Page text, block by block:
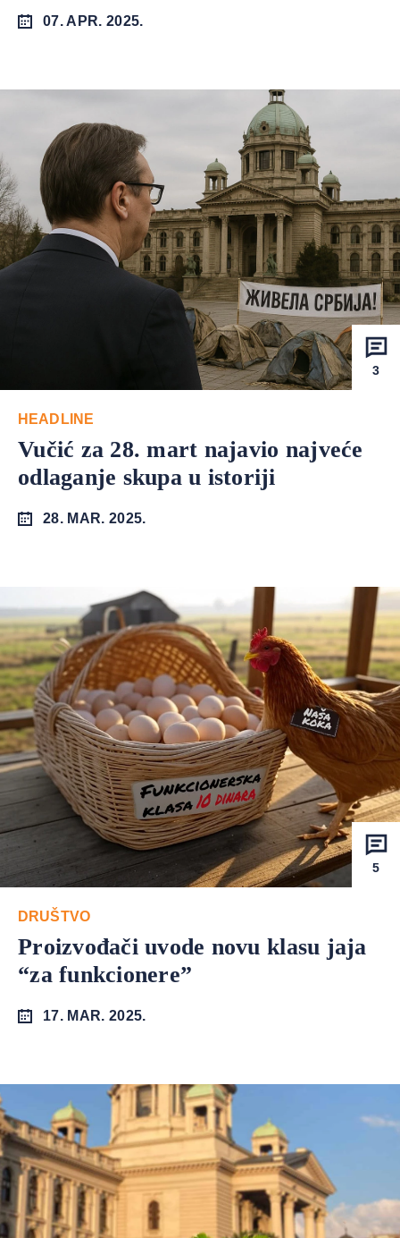
07. APR. 2025.
3
HEADLINE
Vučić za 28. mart najavio najveće
odlaganje skupa u istoriji
28. MAR. 2025.
5
DRUŠTVO
Proizvođači uvode novu klasu jaja
“za funkcionere”
17. MAR. 2025.